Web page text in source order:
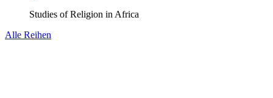
Studies of Religion in Africa
Alle Reihen